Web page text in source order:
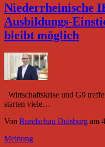
Niederrheinische
Ausbildungs-
bleibt möglich
Wirtschaftskrise und G9
starten viele…
Von Rundschau Duisburg am
Meinung